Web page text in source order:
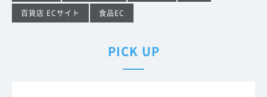
百貨店 ECサイト
食品EC
PICK UP